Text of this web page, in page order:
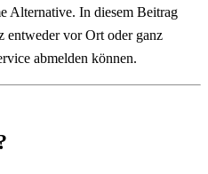
Alternative. In diesem Beitrag
vor Ort oder ganz
abmelden können.